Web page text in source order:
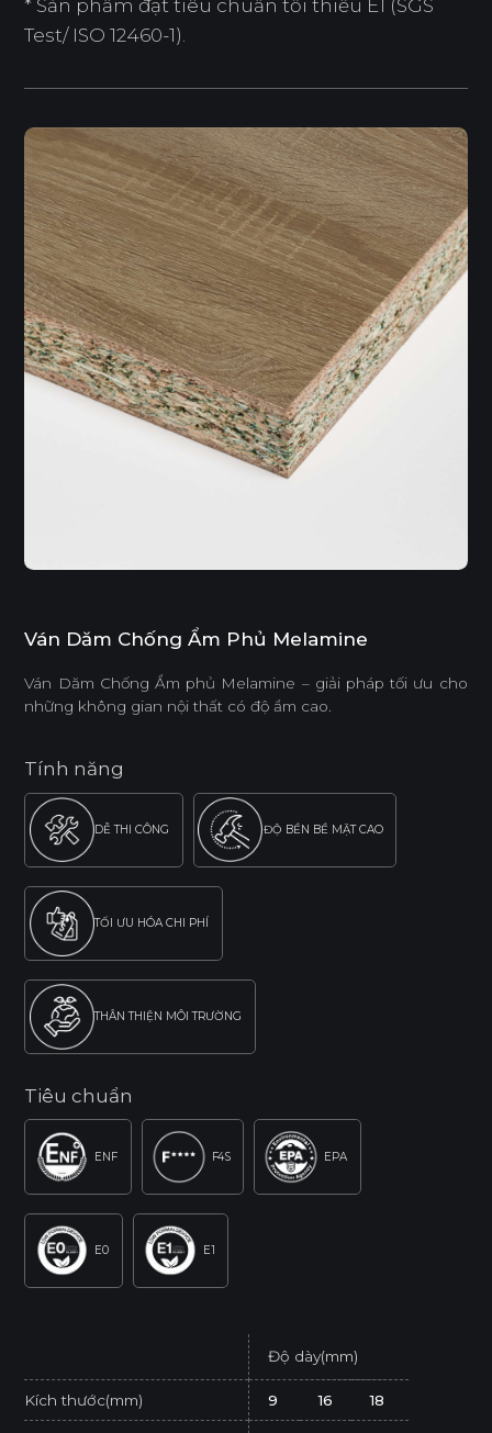
* Sản phẩm đạt tiêu chuẩn tối thiểu E1 (SGS
Test/ ISO 12460-1).
Ván Dăm Chống Ẩm Phủ Melamine
Ván Dăm Chống Ẩm phủ Melamine – giải pháp tối ưu cho
những không gian nội thất có độ ẩm cao.
Tính năng
DỄ THI CÔNG ĐỘ BỀN BỀ MẶT CAO
TỐI ƯU HÓA CHI PHÍ
THÂN THIỆN MÔI TRƯỜNG
Tiêu chuẩn
ENF F4S EPA
E0 E1
Độ dày(mm)
Kích thước(mm) 9 16 18